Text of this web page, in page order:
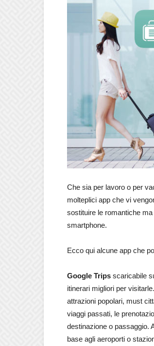
Che sia per lavoro o per
molteplici app che vi
sostituire le romantiche
smartphone.
Ecco qui alcune app che
Google Trips scaricabile
itinerari migliori per
attrazioni popolari, must
viaggi passati, le
destinazione o passaggio.
base agli aeroporti o